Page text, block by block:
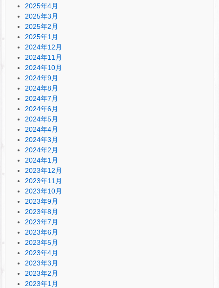
2025年4月
2025年3月
2025年2月
2025年1月
2024年12月
2024年11月
2024年10月
2024年9月
2024年8月
2024年7月
2024年6月
2024年5月
2024年4月
2024年3月
2024年2月
2024年1月
2023年12月
2023年11月
2023年10月
2023年9月
2023年8月
2023年7月
2023年6月
2023年5月
2023年4月
2023年3月
2023年2月
2023年1月